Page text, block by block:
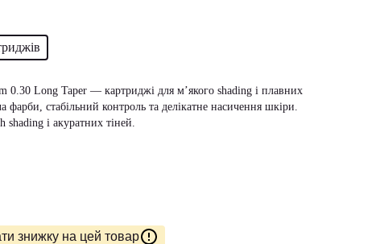
0.30 Long Taper — картриджі для м’якого shading і плавних
фарби, стабільний контроль та делікатне насичення шкіри.
shading і акуратних тіней.
знижку на цей товар